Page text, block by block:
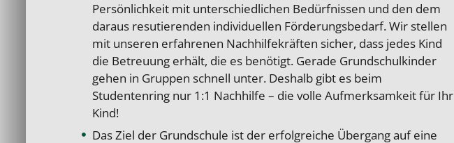
Persönlichkeit mit unterschiedlichen Bedürfnissen und den dem
daraus resutierenden individuellen Förderungsbedarf. Wir stellen
mit unseren erfahrenen Nachhilfekräften sicher, dass jedes Kind
die Betreuung erhält, die es benötigt. Gerade Grundschulkinder
gehen in Gruppen schnell unter. Deshalb gibt es beim
Studentenring nur 1:1 Nachhilfe – die volle Aufmerksamkeit für Ihr
Kind!
Das Ziel der Grundschule ist der erfolgreiche Übergang auf eine